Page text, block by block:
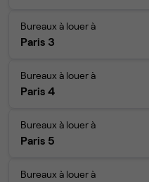
Bureaux à louer à
Paris 3
Bureaux à louer à
Paris 4
Bureaux à louer à
Paris 5
Bureaux à louer à